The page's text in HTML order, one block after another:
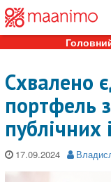
Схвалено
портфель
публічних
17.09.2024